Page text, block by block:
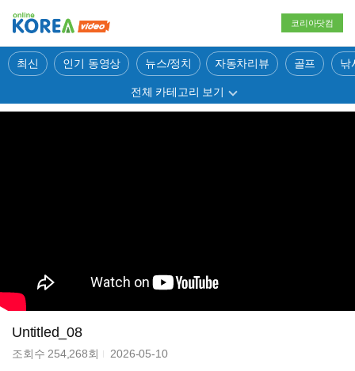
코리아닷컴
최신 인기 동영상 뉴스/정치 자동차리뷰 골프 낚
전체 카테고리 보기
Untitled_08
조회수 254,268회 2026-05-10